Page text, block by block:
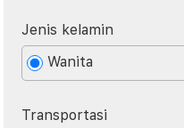
Jenis kelamin
Wanita
Transportasi